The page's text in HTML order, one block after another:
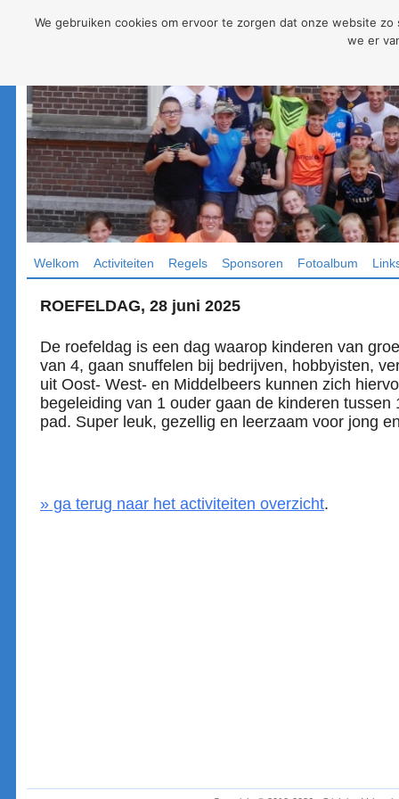
Welkom Activiteiten Regels Sponsoren Fotoalbum
ROEFELDAG, 28 juni 2025
De roefeldag is een dag waarop kinderen van
van 4, gaan snuffelen bij bedrijven, hobbyisten,
uit Oost- West- en Middelbeers kunnen zich
begeleiding van 1 ouder gaan de kinderen tussen
pad. Super leuk, gezellig en leerzaam voor jong
» ga terug naar het activiteiten overzicht.
We gebruiken cookies om ervoor te zorgen dat onze website
we er